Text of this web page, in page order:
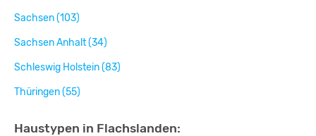
Sachsen (103)
Sachsen Anhalt (34)
Schleswig Holstein (83)
Thüringen (55)
Haustypen in Flachslanden: